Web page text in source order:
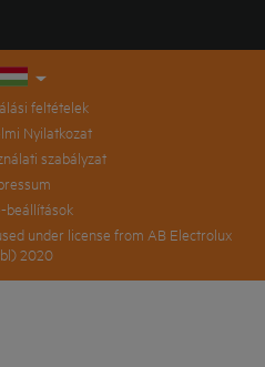
feltételek
Nyilatkozat
szabályzat
beállítások
under license from AB Electrolux
2020